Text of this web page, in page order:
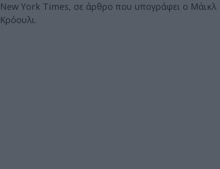
New York Times, σε άρθρο που υπογράφει ο Μάικλ
Κρόουλι.